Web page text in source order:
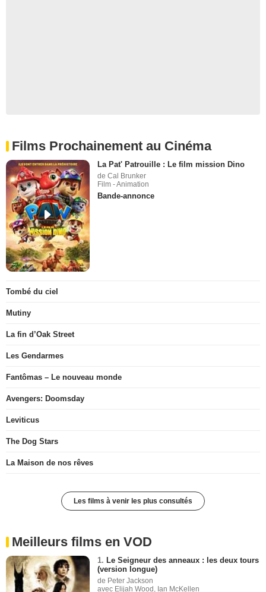
Films Prochainement au Cinéma
La Pat' Patrouille : Le film mission Dino
de Cal Brunker
Film - Animation
Bande-annonce
Tombé du ciel
Mutiny
La fin d’Oak Street
Les Gendarmes
Fantômas – Le nouveau monde
Avengers: Doomsday
Leviticus
The Dog Stars
La Maison de nos rêves
Les films à venir les plus consultés
Meilleurs films en VOD
1. Le Seigneur des anneaux : les deux tours
(version longue)
de Peter Jackson
avec Elijah Wood, Ian McKellen